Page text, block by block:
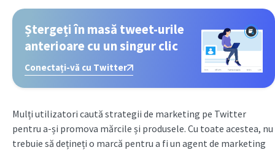
Ștergeți în masă tweet-urile
anterioare cu un singur clic
Conectați-vă cu Twitter
Mulți utilizatori caută strategii de marketing pe Twitter
pentru a-și promova mărcile și produsele. Cu toate acestea, nu
trebuie să dețineți o marcă pentru a fi un agent de marketing